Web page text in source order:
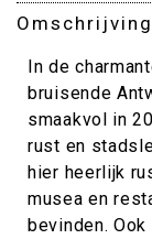
Omschrijving
In de
bruisende
smaakvol in
rust en
hier heerlijk
musea en
bevinden.